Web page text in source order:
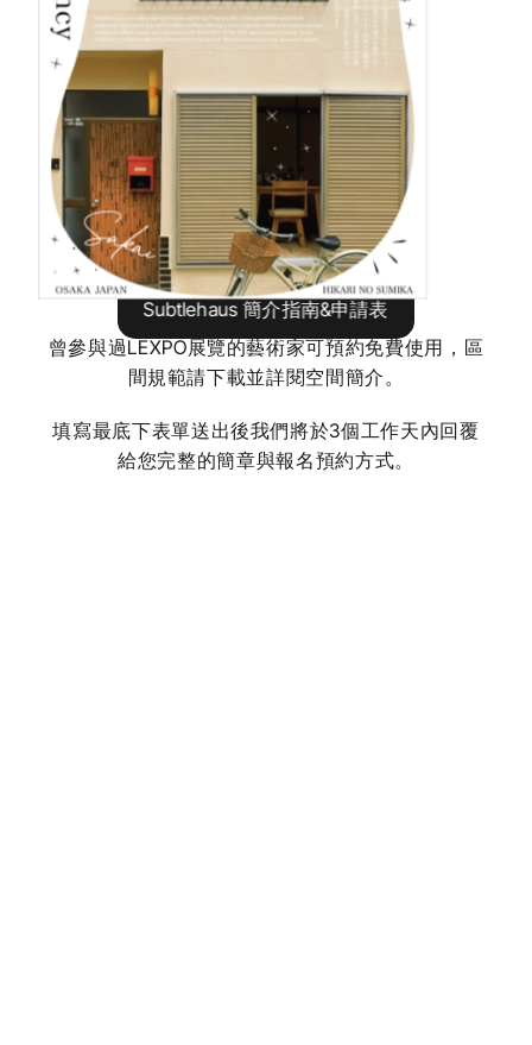
Subtlehaus 簡介指南&申請表
曾參與過LEXPO展覽的藝術家可預約免費使用，區
間規範請下載並詳閱空間簡介。
填寫最底下表單送出後我們將於3個工作天內回覆
給您完整的簡章與報名預約方式。